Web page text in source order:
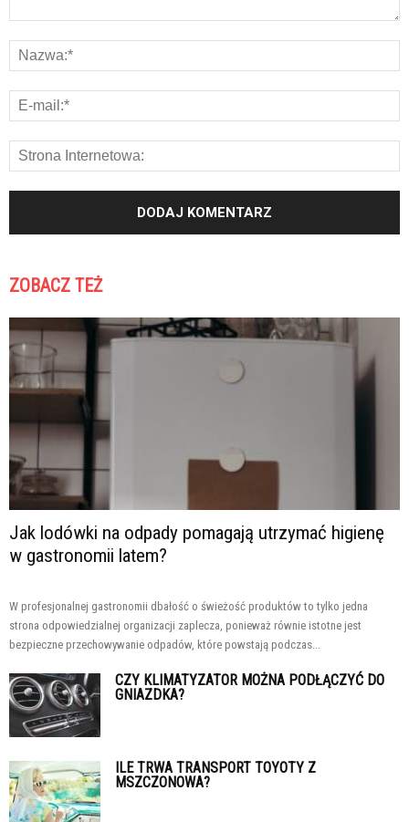
ZOBACZ TEŻ
Jak lodówki na odpady pomagają utrzymać higienę
w gastronomii latem?
W profesjonalnej gastronomii dbałość o świeżość produktów to tylko jedna
strona odpowiedzialnej organizacji zaplecza, ponieważ równie istotne jest
bezpieczne przechowywanie odpadów, które powstają podczas...
CZY KLIMATYZATOR MOŻNA PODŁĄCZYĆ DO
GNIAZDKA?
ILE TRWA TRANSPORT TOYOTY Z
MSZCZONOWA?